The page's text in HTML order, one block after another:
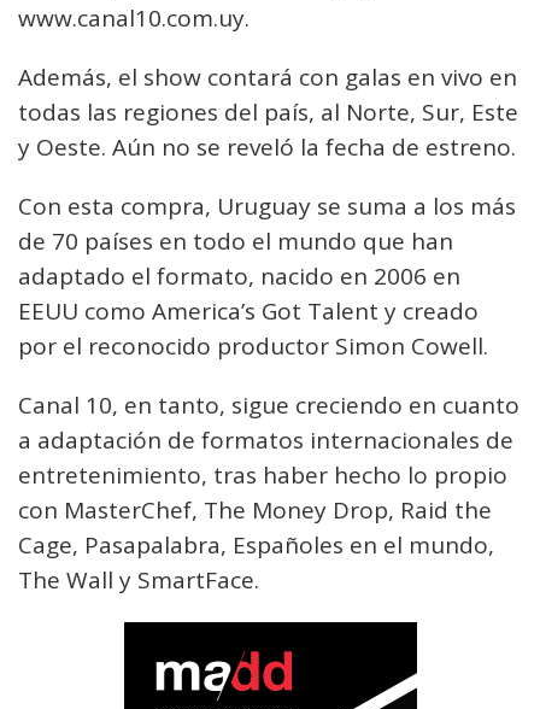
www.canal10.com.uy.
Además, el show contará con galas en vivo en
todas las regiones del país, al Norte, Sur, Este
y Oeste. Aún no se reveló la fecha de estreno.
Con esta compra, Uruguay se suma a los más
de 70 países en todo el mundo que han
adaptado el formato, nacido en 2006 en
EEUU como America’s Got Talent y creado
por el reconocido productor Simon Cowell.
Canal 10, en tanto, sigue creciendo en cuanto
a adaptación de formatos internacionales de
entretenimiento, tras haber hecho lo propio
con MasterChef, The Money Drop, Raid the
Cage, Pasapalabra, Españoles en el mundo,
The Wall y SmartFace.